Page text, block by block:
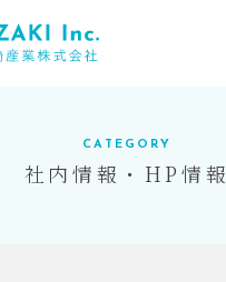
CATEGORY
社内情報・HP情報